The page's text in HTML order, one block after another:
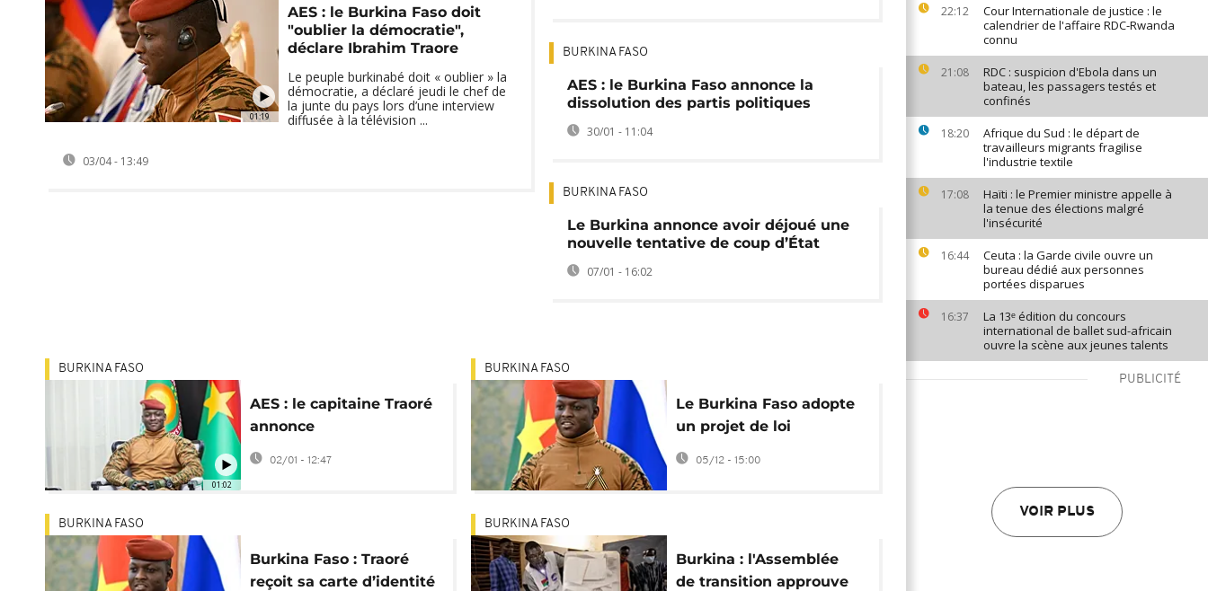
22:12
Cour Internationale de justice : le
calendrier de l'affaire RDC-Rwanda
connu
21:08
RDC : suspicion d'Ebola dans un
bateau, les passagers testés et
confinés
18:20
Afrique du Sud : le départ de
travailleurs migrants fragilise
l'industrie textile
17:08
Haïti : le Premier ministre appelle à
la tenue des élections malgré
l'insécurité
16:44
Ceuta : la Garde civile ouvre un
bureau dédié aux personnes
portées disparues
16:37
La 13ᵉ édition du concours
international de ballet sud-africain
ouvre la scène aux jeunes talents
PUBLICITÉ
VOIR PLUS
01:19
AES : le Burkina Faso doit
"oublier la démocratie",
déclare Ibrahim Traore
Le peuple burkinabé doit « oublier » la
démocratie, a déclaré jeudi le chef de
la junte du pays lors d’une interview
diffusée à la télévision ...
03/04 - 13:49
BURKINA FASO
AES : le Burkina Faso annonce la
dissolution des partis politiques
30/01 - 11:04
BURKINA FASO
Le Burkina annonce avoir déjoué une
nouvelle tentative de coup d’État
07/01 - 16:02
01:02
BURKINA FASO
AES : le capitaine Traoré
annonce
l'autosuffisance
alimentaire du Burkina
02/01 - 12:47
BURKINA FASO
Le Burkina Faso adopte
un projet de loi
rétablissant la peine de
mort
05/12 - 15:00
BURKINA FASO
Burkina Faso : Traoré
reçoit sa carte d’identité
BURKINA FASO
Burkina : l'Assemblée
de transition approuve